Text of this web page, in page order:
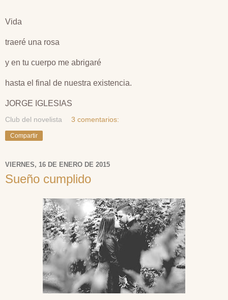
Vida
traeré una rosa
y en tu cuerpo me abrigaré
hasta el final de nuestra existencia.
JORGE IGLESIAS
Club del novelista 3 comentarios:
Compartir
VIERNES, 16 DE ENERO DE 2015
Sueño cumplido